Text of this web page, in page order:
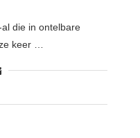
die in ontelbare
keer …